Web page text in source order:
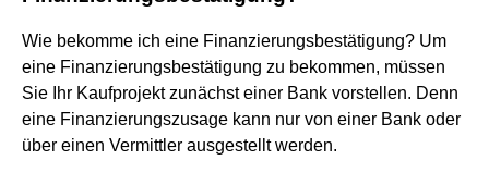
Wie bekomme ich eine Finanzierungsbestätigung? Um
eine Finanzierungsbestätigung zu bekommen, müssen
Sie Ihr Kaufprojekt zunächst einer Bank vorstellen. Denn
eine Finanzierungszusage kann nur von einer Bank oder
über einen Vermittler ausgestellt werden.